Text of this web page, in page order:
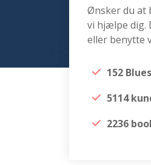
Ønsker du at
vi hjælpe dig.
eller benytte
152
5114
2236